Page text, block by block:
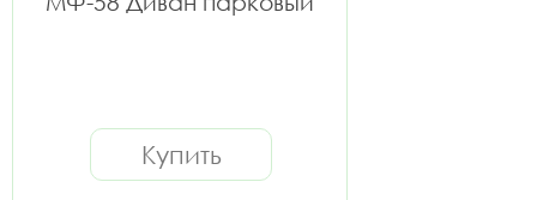
Купить